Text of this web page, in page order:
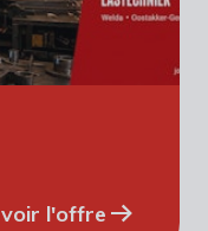
voir l'offre